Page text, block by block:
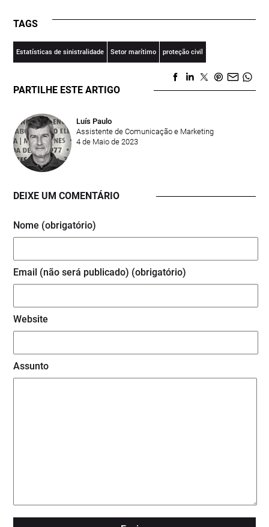
TAGS
Estatísticas de sinistralidade Setor marítimo proteção civil
PARTILHE ESTE ARTIGO
Luís Paulo
Assistente de Comunicação e Marketing
4 de Maio de 2023
DEIXE UM COMENTÁRIO
Nome (obrigatório)
Email (não será publicado) (obrigatório)
Website
Assunto